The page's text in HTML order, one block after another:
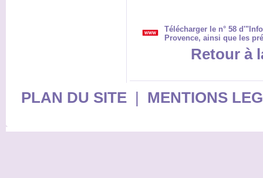
Télécharger le n° 58
Provence, ainsi que les
Retour à
PLAN DU SITE| MENTIONS